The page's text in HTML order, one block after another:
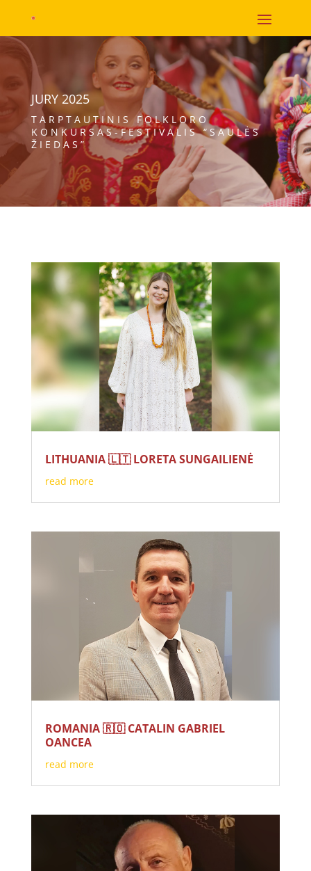
JURY 2025
TARPTAUTINIS FOLKLORO
KONKURSAS-FESTIVALIS “SAULĖS
ŽIEDAS”
LITHUANIA 🇱🇹 LORETA SUNGAILIENĖ
read more
ROMANIA 🇷🇴 CATALIN GABRIEL
OANCEA
read more